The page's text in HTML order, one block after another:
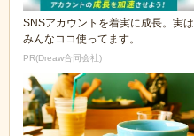
SNSアカウントを着実に成長。実は
みんなココ使ってます。
PR(Dreaw合同会社)